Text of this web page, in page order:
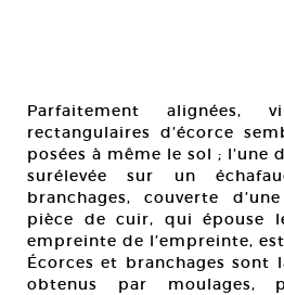
Parfaitement alignées,
rectangulaires d’écorce
posées à même le sol ; l’une
surélevée sur un
branchages, couverte
pièce de cuir, qui épouse
empreinte de l’empreinte,
Écorces et branchages sont
obtenus par moulages,